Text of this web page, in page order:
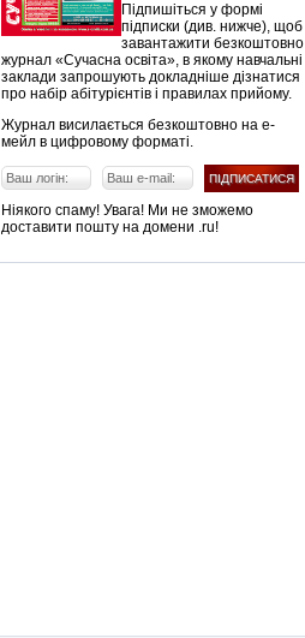
Підпишіться у формі
підписки (див. нижче), щоб
завантажити безкоштовно
журнал «Сучасна освіта», в якому навчальні
заклади запрошують докладніше дізнатися
про набір абітурієнтів і правилах прийому.
Журнал висилається безкоштовно на е-
мейл в цифровому форматі.
Ніякого спаму! Увага! Ми не зможемо
доставити пошту на домени .ru!